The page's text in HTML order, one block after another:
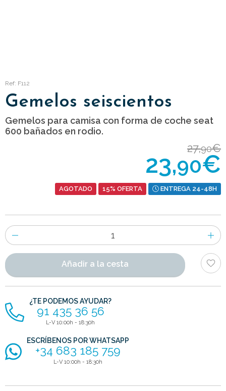
Ref: F112
Gemelos seiscientos
Gemelos para camisa con forma de coche seat
600 bañados en rodio.
27,90€
23,90€
AGOTADO 15% OFERTA ENTREGA 24-48H
Número
de
artículos
Añadir a la cesta
¿TE PODEMOS AYUDAR?
91 435 36 56
L-V 10:00h - 18:30h
ESCRÍBENOS POR WHATSAPP
+34 683 185 759
L-V 10:00h - 18:30h